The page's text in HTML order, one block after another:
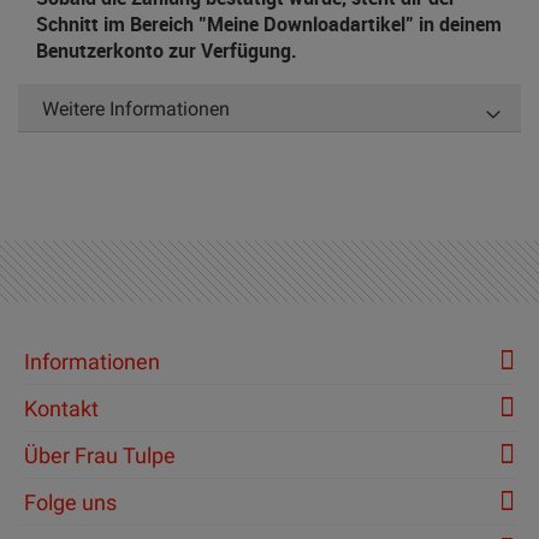
Schnitt im Bereich "Meine Downloadartikel" in deinem
Benutzerkonto zur Verfügung.
Weitere Informationen
Informationen
Kontakt
Über Frau Tulpe
Folge uns